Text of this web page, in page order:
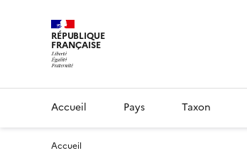
RÉPUBLIQUE
FRANÇAISE
Accueil Pays Taxon
Accueil